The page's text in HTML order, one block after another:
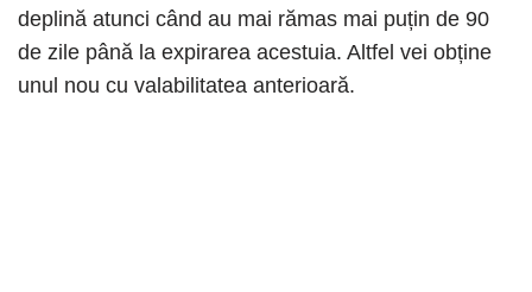
deplină atunci când au mai rămas mai puțin de 90
de zile până la expirarea acestuia. Altfel vei obține
unul nou cu valabilitatea anterioară.